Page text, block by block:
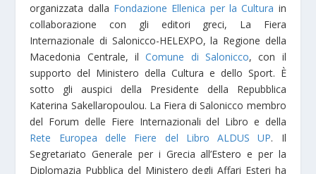
organizzata dalla Fondazione Ellenica per la Cultura in
collaborazione con gli editori greci, La Fiera
Internazionale di Salonicco-HELEXPO, la Regione della
Macedonia Centrale, ilComune di Salonicco, con il
supporto del Ministero della Cultura e dello Sport. È
sotto gli auspici della Presidente della Repubblica
Katerina Sakellaropoulou. La Fiera di Salonicco membro
del Forum delle Fiere Internazionali del Libro e della
Rete Europea delle Fiere del Libro ALDUS UP. Il
Segretariato Generale per i Grecia all’Estero e per la
Diplomazia Pubblica del Ministero degli Affari Esteri ha